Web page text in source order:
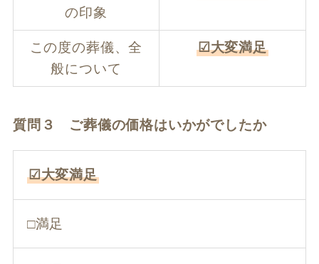
の印象
この度の葬儀、全
般について
☑大変満足
質問３ ご葬儀の価格はいかがでしたか
☑大変満足
□満足